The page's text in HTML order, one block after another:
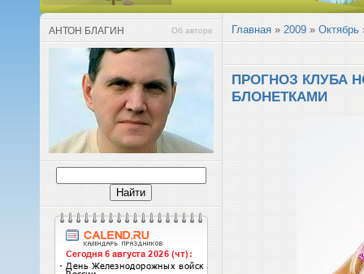
АНТОН БЛАГИН Об авторе Главная » 2009 » Октябрь
ПРОГНОЗ КЛУБА
БЛОНЕТКАМИ